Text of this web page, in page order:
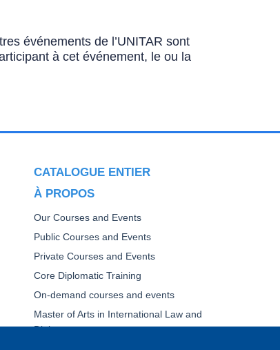
événements de l’UNITAR sont
à cet événement, le ou la
CATALOGUE ENTIER
À PROPOS
Our Courses and Events
Public Courses and Events
Private Courses and Events
Core Diplomatic Training
On-demand courses and events
Master of Arts in International Law and
Diplomacy